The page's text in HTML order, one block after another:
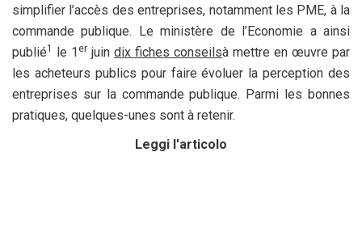
simplifier l’accès des entreprises, notamment les PME, à la
commande publique. Le ministère de l’Economie a ainsi
publié1 le 1 er juin dix fiches conseilsà mettre en œuvre par
les acheteurs publics pour faire évoluer la perception des
entreprises sur la commande publique. Parmi les bonnes
pratiques, quelques-unes sont à retenir.
Leggi l'articolo